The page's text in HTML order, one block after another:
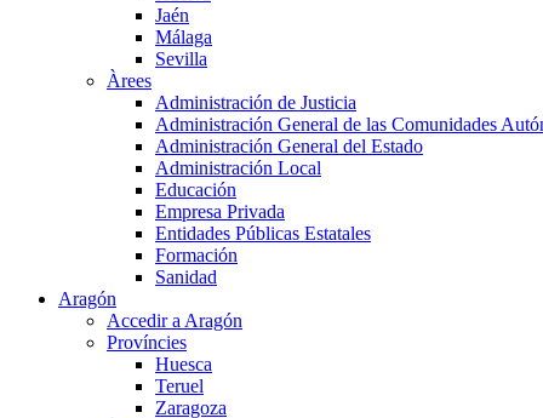
Jaén
Málaga
Sevilla
Àrees
Administración de Justicia
Administración General de las Comunidades
Administración General del Estado
Administración Local
Educación
Empresa Privada
Entidades Públicas Estatales
Formación
Sanidad
Aragón
Accedir a Aragón
Províncies
Huesca
Teruel
Zaragoza